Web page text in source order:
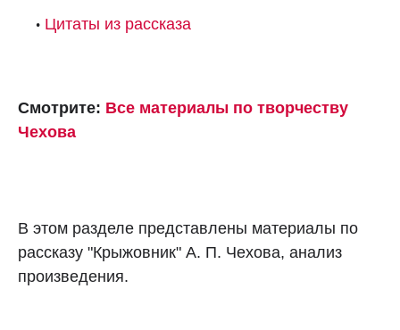
Цитаты из рассказа
Смотрите: Все материалы по творчеству
Чехова
В этом разделе представлены материалы по
рассказу "Крыжовник" А. П. Чехова, анализ
произведения.